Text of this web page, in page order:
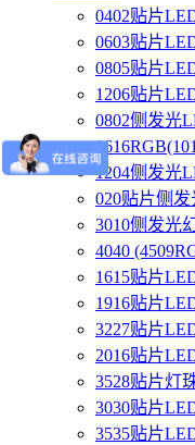
0402贴片
0603贴片
0805贴片
1206贴片
0802侧发光
1204侧发光
020贴片侧发
3010侧发光
4040
1615贴片
1916贴片
3227贴片
2016贴片
3528贴片灯
3030贴片
3535贴片